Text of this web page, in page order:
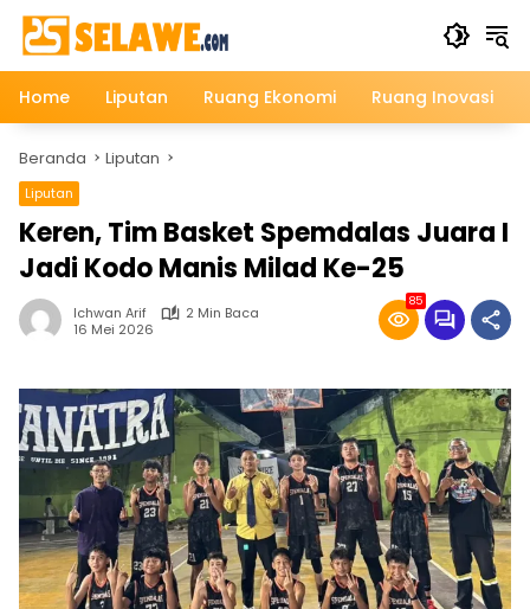
Langsung
konten
Home
Liputan Ruang Ekonomi Ruang Inovasi
Beranda Liputan
Liputan
Keren, Tim Basket Spemdalas Juara I
Jadi Kodo Manis Milad Ke-25
Ichwan Arif
2 Min Baca
16 Mei 2026
85